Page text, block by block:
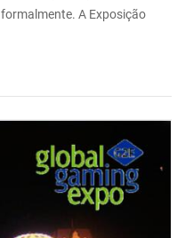
formalmente. A Exposição
durante os cinco dias
Tecnologia Co., Ltd.
TAIPEI para mostrar a
assim como este ano.